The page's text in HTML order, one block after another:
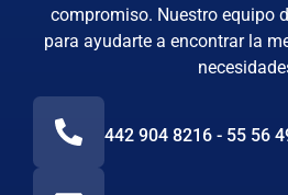
compromiso. Nuestro equipo
para ayudarte a encontrar la
442 904 8216 - 55 56